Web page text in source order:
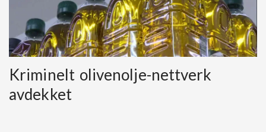
Kriminelt olivenolje-nettverk
avdekket